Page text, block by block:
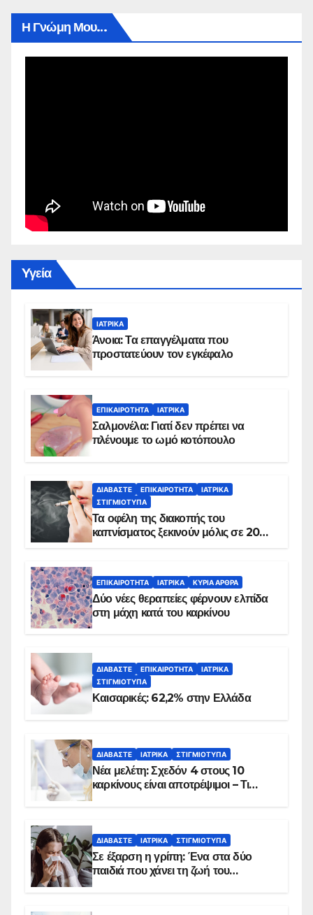
Η Γνώμη Μου…
Yγεία
ΙΑΤΡΙΚΆ
Άνοια: Τα επαγγέλματα που
προστατεύουν τον εγκέφαλο
ΕΠΙΚΑΙΡΌΤΗΤΑ ΙΑΤΡΙΚΆ
Σαλμονέλα: Γιατί δεν πρέπει να
πλένουμε το ωμό κοτόπουλο
ΔΙΑΒΆΣΤΕ ΕΠΙΚΑΙΡΌΤΗΤΑ
ΙΑΤΡΙΚΆ
ΣΤΙΓΜΙΌΤΥΠΑ
Τα οφέλη της διακοπής του
καπνίσματος ξεκινούν μόλις σε 20
ΕΠΙΚΑΙΡΌΤΗΤΑ ΙΑΤΡΙΚΆ ΚΥΡΙΑ ΑΡΘΡΑ
Δύο νέες θεραπείες φέρνουν ελπίδα
στη μάχη κατά του καρκίνου
ΔΙΑΒΆΣΤΕ ΕΠΙΚΑΙΡΌΤΗΤΑ
ΙΑΤΡΙΚΆ
ΣΤΙΓΜΙΌΤΥΠΑ
Καισαρικές: 62,2% στην Ελλάδα
ΔΙΑΒΆΣΤΕ ΙΑΤΡΙΚΆ ΣΤΙΓΜΙΌΤΥΠΑ
Νέα μελέτη: Σχεδόν 4 στους 10
καρκίνους είναι αποτρέψιμοι – Τι
ΔΙΑΒΆΣΤΕ ΙΑΤΡΙΚΆ ΣΤΙΓΜΙΌΤΥΠΑ
Σε έξαρση η γρίπη: Ένα στα δύο
παιδιά που χάνει τη ζωή του